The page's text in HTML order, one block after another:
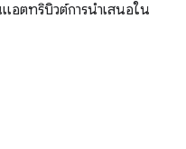
อตทริบิวต์การนำเสนอใน